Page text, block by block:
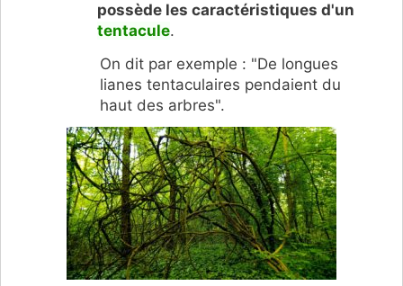
possède les caractéristiques d'un
tentacule.
On dit par exemple : "De longues
lianes tentaculaires pendaient du
haut des arbres".